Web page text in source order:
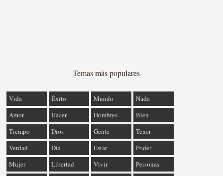
Temas más populares
Vida Éxito Mundo
Nada
Amor
Hacer Hombres
Bien
Tiempo
Dios Gente
Tener
Verdad
Día Estar
Poder
Mujer
Libertad Vivir Personas